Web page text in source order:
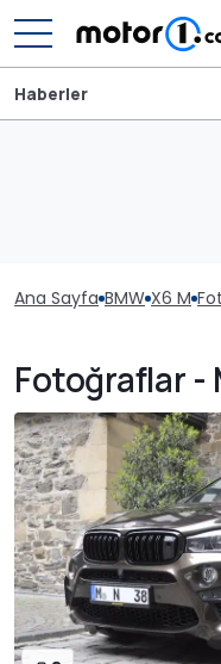
Haberler
Ana Sayfa BMW X6 M
Fotoğraflar -